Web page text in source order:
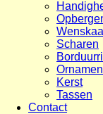
Scharen
Kerst
Tassen
Contact